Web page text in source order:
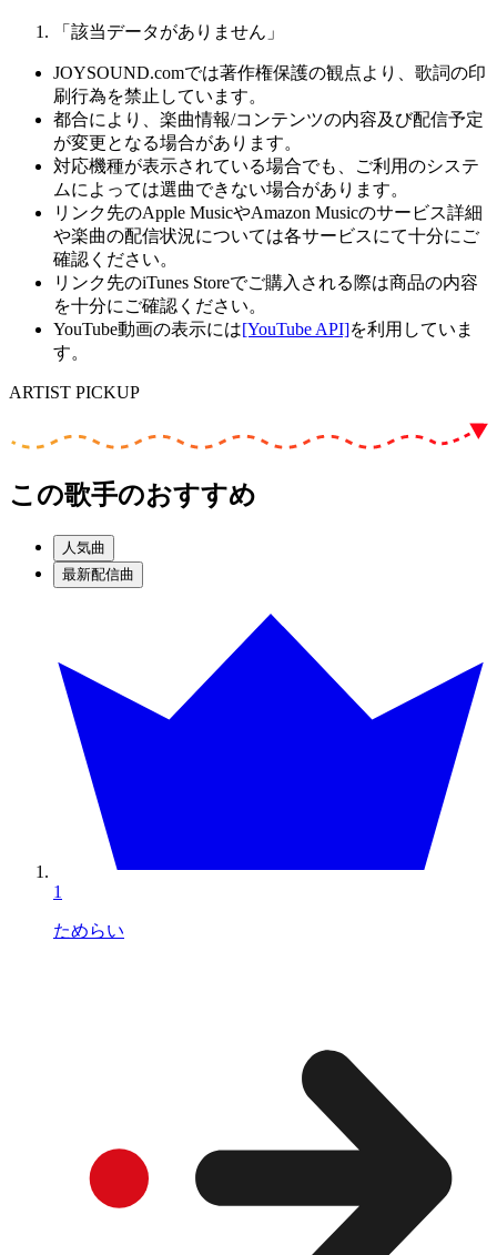
「該当データがありません」
JOYSOUND.comでは著作権保護の観点より、歌詞の印
刷行為を禁止しています。
都合により、楽曲情報/コンテンツの内容及び配信予定
が変更となる場合があります。
対応機種が表示されている場合でも、ご利用のシステ
ムによっては選曲できない場合があります。
リンク先のApple MusicやAmazon Musicのサービス詳細
や楽曲の配信状況については各サービスにて十分にご
確認ください。
リンク先のiTunes Storeでご購入される際は商品の内容
を十分にご確認ください。
YouTube動画の表示には[YouTube API]を利用していま
す。
ARTIST PICKUP
この歌手のおすすめ
人気曲
最新配信曲
1
ためらい